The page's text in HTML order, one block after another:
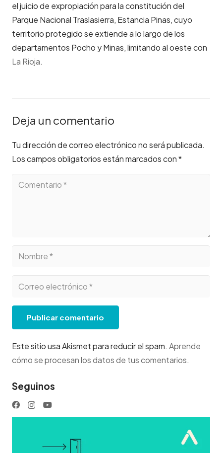
el juicio de expropiación para la constitución del
Parque Nacional Traslasierra, Estancia Pinas, cuyo
territorio protegido se extiende a lo largo de los
departamentos Pocho y Minas, limitando al oeste con
La Rioja.
Deja un comentario
Tu dirección de correo electrónico no será publicada.
Los campos obligatorios están marcados con*
Publicar comentario
Este sitio usa Akismet para reducir el spam. Aprende
cómo se procesan los datos de tus comentarios.
Seguinos